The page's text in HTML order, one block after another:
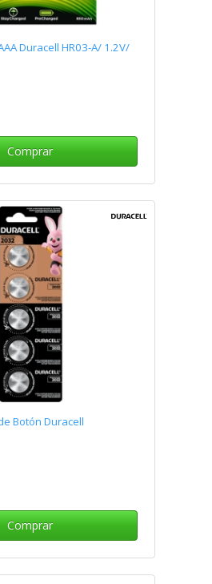
Duracell HR03-A/ 1.2V/
Comprar
Botón Duracell
Comprar